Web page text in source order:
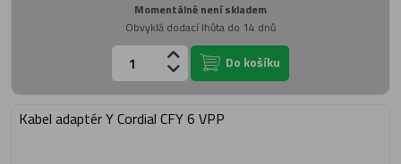
Momentálně není skladem
Obvyklá dodací lhůta do 14 dnů
Do košíku
Kabel adaptér Y Cordial CFY 6 VPP